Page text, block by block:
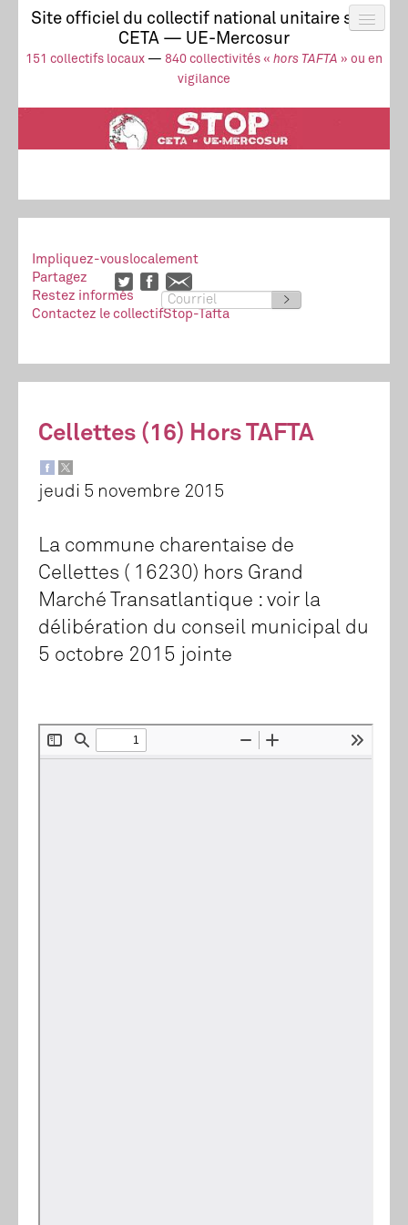
Site officiel du collectif national unitaire stop
CETA — UE-Mercosur
151 collectifs locaux — 840 collectivités « hors TAFTA » ou en
vigilance
Actus
UE-Mercosur
Stop à l’impunité !
TAFTA
CETA
Collectif
Impliquez-vouslocalement
Partagez
Restez informés
>
Contactez le collectifStop-Tafta
Cellettes (16) Hors TAFTA
jeudi 5 novembre 2015
La commune charentaise de
Cellettes ( 16230) hors Grand
Marché Transatlantique : voir la
délibération du conseil municipal du
5 octobre 2015 jointe